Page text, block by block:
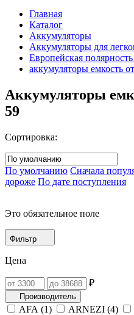
Главная
Каталог
Аккумуляторы
Аккумуляторы для
Европейская
аккумуляторы емкость
Аккумуляторы
59
Сортировка:
По умолчанию Сначала
дороже По дате поступления
Это обязательное поле
Фильтр
Цена
₽
Производитель
AFA (1) ARNEZI (4)